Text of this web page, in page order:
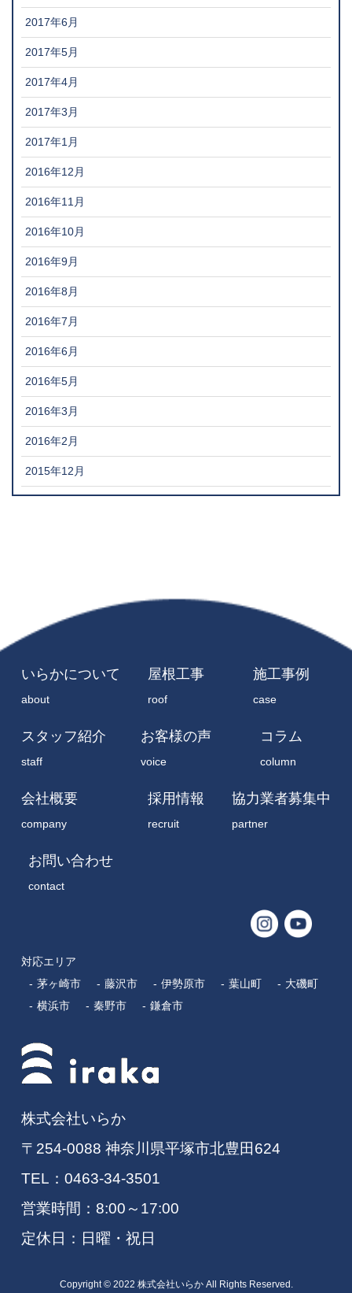
2017年6月
2017年5月
2017年4月
2017年3月
2017年1月
2016年12月
2016年11月
2016年10月
2016年9月
2016年8月
2016年7月
2016年6月
2016年5月
2016年3月
2016年2月
2015年12月
いらかについて
about
屋根工事
roof
施工事例
case
スタッフ紹介
staff
お客様の声
voice
コラム
column
会社概要
company
採用情報
recruit
協力業者募集中
partner
お問い合わせ
contact
対応エリア
茅ヶ崎市
藤沢市 伊勢原市 葉山町
大磯町
横浜市
秦野市 鎌倉市
株式会社いらか
〒254-0088 神奈川県平塚市北豊田624
TEL： 0463-34-3501
営業時間：8:00～17:00
定休日：日曜・祝日
Copyright © 2022 株式会社いらか All Rights Reserved.